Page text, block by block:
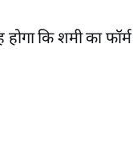
कि शमी का